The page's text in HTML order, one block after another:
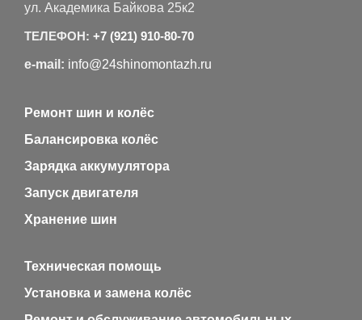
ул. Академика Байкова 25к2
ТЕЛЕФОН: +7 (921) 910-80-70
e-mail: info@24shinomontazh.ru
Ремонт шин и колёс
Балансировка колёс
Зарядка аккумулятора
Запуск двигателя
Хранение шин
Техническая помощь
Установка и замена колёс